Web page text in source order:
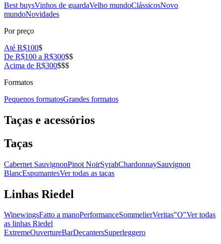
Best buysVinhos de guardaVelho mundoClássicosNovo
mundoNovidades
Por preço
Até R$100$
De R$100 a R$300$$
Acima de R$300$$$
Formatos
Pequenos formatosGrandes formatos
Taças e acessórios
Taças
Cabernet SauvignonPinot NoirSyrahChardonnaySauvignon
BlancEspumantesVer todas as taças
Linhas Riedel
WinewingsFatto a manoPerformanceSommelierVeritas"O"Ver todas
as linhas Riedel
ExtremeOuvertureBarDecantersSuperleggero